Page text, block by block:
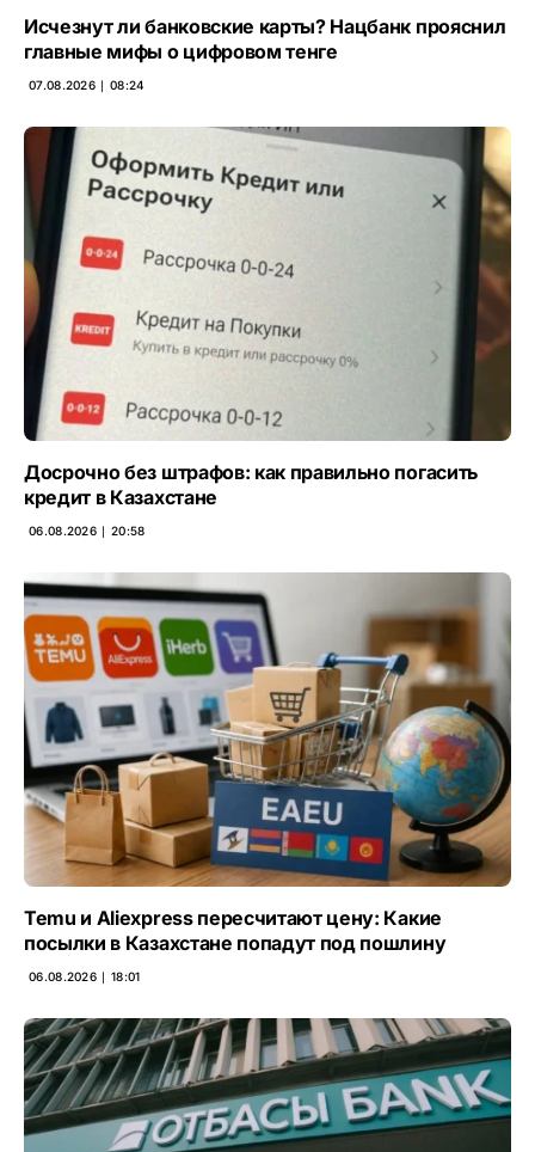
Исчезнут ли банковские карты? Нацбанк прояснил
главные мифы о цифровом тенге
07.08.2026 ∣ 08:24
Досрочно без штрафов: как правильно погасить
кредит в Казахстане
06.08.2026 ∣ 20:58
Temu и Aliexpress пересчитают цену: Какие
посылки в Казахстане попадут под пошлину
06.08.2026 ∣ 18:01